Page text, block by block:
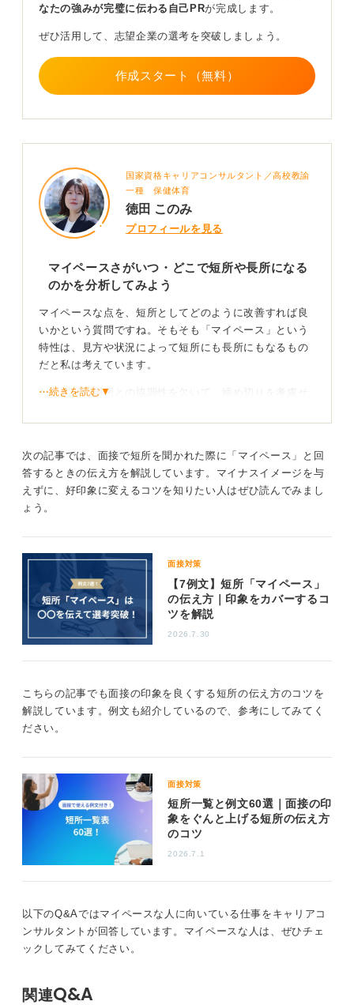
ともあるとわかったので、〇〇の場面ではメンバーと進
と協調できることを伝えられれば良いと思います。
その際、ゼミなどで複数人と協力した経験などを例に挙
げてみてください。マイペースは単なる特性で、それを
「周りの意見に流されず、自分のパフォーマンスがもっ
とも上がる仕事の進め方を理解している」「自分の仕事
の進め方を確立している」といった表現がおすすめです
よ。
なたの強みが完璧に伝わる自己PRが完成します。
ぜひ活用して、志望企業の選考を突破しましょう。
作成スタート（無料）
国家資格キャリアコンサルタント／高校教諭
一種 保健体育
徳田 このみ
プロフィールを見る
マイペースさがいつ・どこで短所や長所になる
のかを分析してみよう
マイペースな点を、短所としてどのように改善すれば良
いかという質問ですね。そもそも「マイペース」という
特性は、見方や状況によって短所にも長所にもなるもの
だと私は考えています。
たとえば、周囲との協調性を欠いて、締め切りを考慮せ
改善すべき短所といえるかもしれません。
しかし一方で、期日や目標から逆算して計画を立て、周
囲に流されずに自分のペースで着実に物事を進められる
のであれば、それは「計画性がある」「着実性がある」
といった素晴らしい長所になります。
えることが鍵
まずは、マイペースさがどのような場面で短所として現
れ、どのような場面ではむしろ良い方向に作用するのか
を、客観的に自己分析して理解することが大切です。
そのうえで、短所として改善したい点については具体的
して活かせる側面は自信を持ってアピールしていくよう
にしましょう。
な伝え方を意識すると望ましいです。
「私にはマイペースな一面があり、ときに周囲と足並み
が揃わないこともあります。この点は、〇〇を意識して
改善に取り組んでいます。一方で、この特性は、△△の
場面では計画的に物事を進める力として活かせると考え
短所を改善する姿勢、一方で長所として作用する場面が
内容になりますよ。
0
⋯続きを読む▼
次の記事では、面接で短所を聞かれた際に「マイペース」と回
答するときの伝え方を解説しています。マイナスイメージを与
えずに、好印象に変えるコツを知りたい人はぜひ読んでみまし
ょう。
面接対策
【7例文】短所「マイペース」
の伝え方｜印象をカバーするコ
ツを解説
2026.7.30
こちらの記事でも面接の印象を良くする短所の伝え方のコツを
解説しています。例文も紹介しているので、参考にしてみてく
ださい。
面接対策
短所一覧と例文60選｜面接の印
象をぐんと上げる短所の伝え方
のコツ
2026.7.1
以下のQ&Aではマイペースな人に向いている仕事をキャリアコ
ンサルタントが回答しています。マイペースな人は、ぜひチェ
ックしてみてください。
関連Q&A